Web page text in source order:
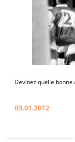
Devinez quelle
03.01.2012